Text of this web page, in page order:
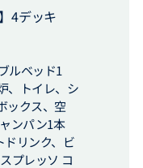
4デッキ
ルベッド1
、トイレ、シ
ックス、空
ンパン1本
ドリンク、ビ
プレッソ コ